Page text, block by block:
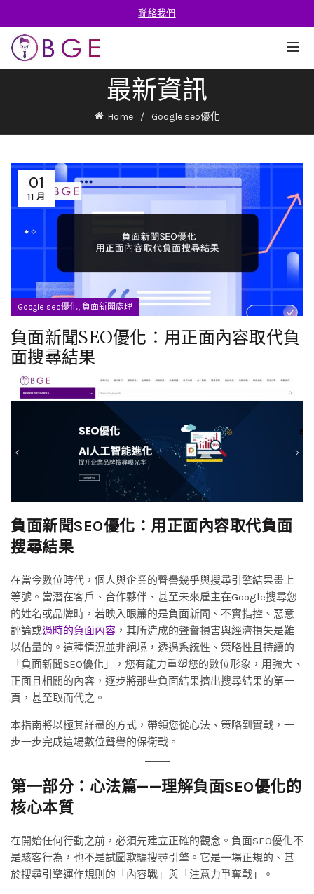
聯絡我們
最新資訊
Home Google seo優化
01
11 月
Google seo優化, 負面新聞處理
負面新聞SEO優化：用正面內容取代負
面搜尋結果
負面新聞SEO優化：用正面內容取代負面
搜尋結果
在當今數位時代，個人與企業的聲譽幾乎與搜尋引擎結果畫上
等號。當潛在客戶、合作夥伴、甚至未來雇主在Google搜尋您
的姓名或品牌時，若映入眼簾的是負面新聞、不實指控、惡意
評論或過時的負面內容 ，其所造成的聲譽損害與經濟損失是難
以估量的。這種情況並非絕境，透過系統性、策略性且持續的
「負面新聞SEO優化」，您有能力重塑您的數位形象，用強大、
正面且相關的內容，逐步將那些負面結果擠出搜尋結果的第一
頁，甚至取而代之。
本指南將以極其詳盡的方式，帶領您從心法、策略到實戰，一
步一步完成這場數位聲譽的保衛戰。
第一部分：心法篇——理解負面SEO優化的
核心本質
在開始任何行動之前，必須先建立正確的觀念。負面SEO優化不
是駭客行為，也不是試圖欺騙搜尋引擎。它是一場正規的、基
於搜尋引擎運作規則的「內容戰」與「注意力爭奪戰」。